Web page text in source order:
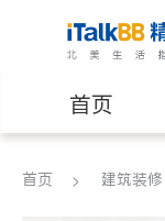
首页
医生
首页 建筑装修